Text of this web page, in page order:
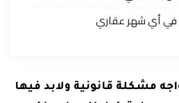
أي شهر عقاري
مشكلة قانونية ولابد فيها